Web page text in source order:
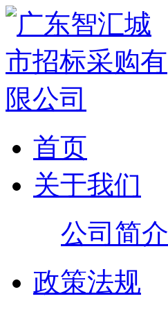
首页
关于我们
公司简介
政策法规